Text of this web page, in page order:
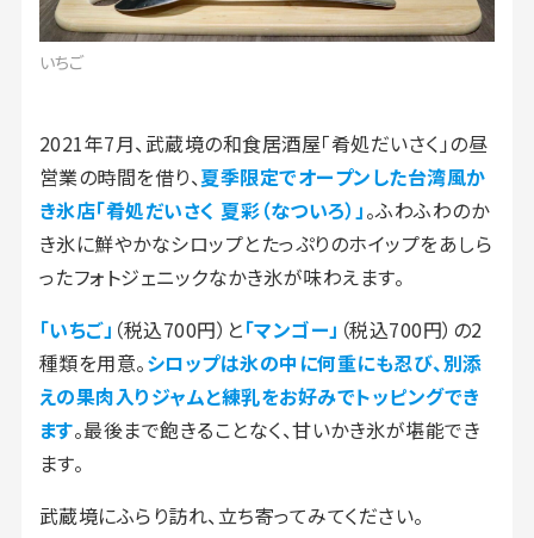
いちご
2021年7月、武蔵境の和食居酒屋「肴処だいさく」の昼
営業の時間を借り、夏季限定でオープンした台湾風か
き氷店「肴処だいさく 夏彩（なついろ）」。ふわふわのか
き氷に鮮やかなシロップとたっぷりのホイップをあしら
ったフォトジェニックなかき氷が味わえます。
「いちご」 （税込700円）と「マンゴー」 （税込700円）の2
種類を用意。シロップは氷の中に何重にも忍び、別添
えの果肉入りジャムと練乳をお好みでトッピングでき
ます。最後まで飽きることなく、甘いかき氷が堪能でき
ます。
武蔵境にふらり訪れ、立ち寄ってみてください。